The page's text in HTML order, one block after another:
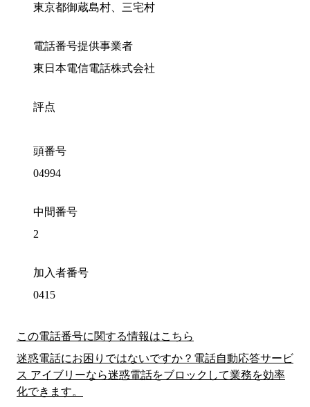
東京都御蔵島村、三宅村
電話番号提供事業者
東日本電信電話株式会社
評点
頭番号
04994
中間番号
2
加入者番号
0415
この電話番号に関する情報はこちら
迷惑電話にお困りではないですか？電話自動応答サービ
ス アイブリーなら迷惑電話をブロックして業務を効率
化できます。